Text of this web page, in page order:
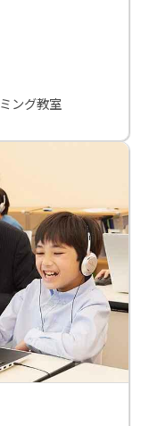
ング教室